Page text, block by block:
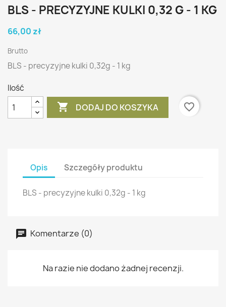
BLS - PRECYZYJNE KULKI 0,32 G - 1 KG
66,00 zł
Brutto
BLS - precyzyjne kulki 0,32g - 1 kg
Ilość
 DODAJ DO KOSZYKA favorite_border
Opis Szczegóły produktu
BLS - precyzyjne kulki 0,32g - 1 kg
Komentarze (0)
Na razie nie dodano żadnej recenzji.